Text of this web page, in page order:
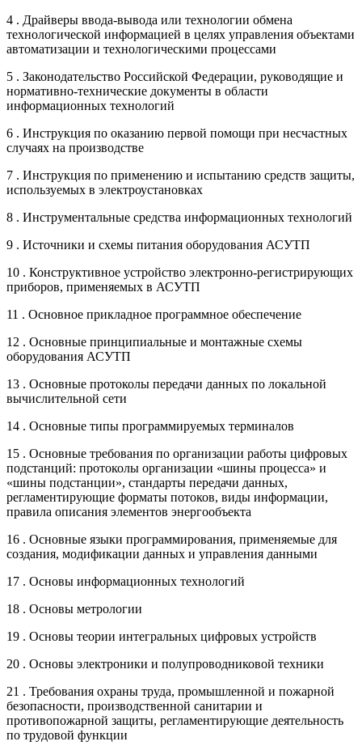
4 . Драйверы ввода-вывода или технологии обмена
технологической информацией в целях управления объектами
автоматизации и технологическими процессами
5 . Законодательство Российской Федерации, руководящие и
нормативно-технические документы в области
информационных технологий
6 . Инструкция по оказанию первой помощи при несчастных
случаях на производстве
7 . Инструкция по применению и испытанию средств защиты,
используемых в электроустановках
8 . Инструментальные средства информационных технологий
9 . Источники и схемы питания оборудования АСУТП
10 . Конструктивное устройство электронно-регистрирующих
приборов, применяемых в АСУТП
11 . Основное прикладное программное обеспечение
12 . Основные принципиальные и монтажные схемы
оборудования АСУТП
13 . Основные протоколы передачи данных по локальной
вычислительной сети
14 . Основные типы программируемых терминалов
15 . Основные требования по организации работы цифровых
подстанций: протоколы организации «шины процесса» и
«шины подстанции», стандарты передачи данных,
регламентирующие форматы потоков, виды информации,
правила описания элементов энергообъекта
16 . Основные языки программирования, применяемые для
создания, модификации данных и управления данными
17 . Основы информационных технологий
18 . Основы метрологии
19 . Основы теории интегральных цифровых устройств
20 . Основы электроники и полупроводниковой техники
21 . Требования охраны труда, промышленной и пожарной
безопасности, производственной санитарии и
противопожарной защиты, регламентирующие деятельность
по трудовой функции